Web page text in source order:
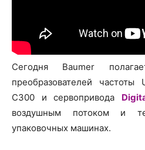
Сегодня Baumer
преобразователей
C300 и сервопривода
воздушным потоком и
упаковочных машинах.